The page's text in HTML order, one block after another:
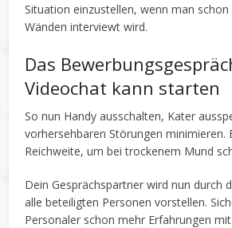
Situation einzustellen, wenn man
Wänden interviewt wird.
Das
Videochat kann starten
So nun Handy ausschalten, Kater
vorhersehbaren Störungen minimieren.
Reichweite, um bei trockenem Mund
Dein Gesprächspartner wird nun durch
alle beteiligten Personen vorstellen.
Personaler schon mehr Erfahrungen